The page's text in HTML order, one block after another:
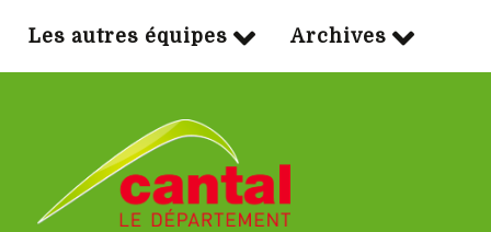
Les autres équipes Archives